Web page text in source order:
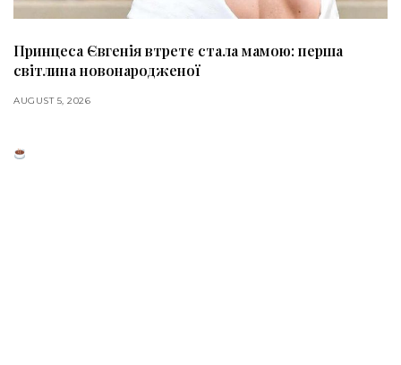
Принцеса Євгенія втретє стала мамою: перша
світлина новонародженої
AUGUST 5, 2026